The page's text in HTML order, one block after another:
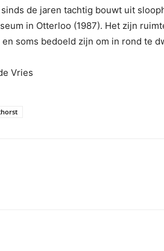
de jaren tachtig bouwt uit
in Otterloo (1987). Het zijn
soms bedoeld zijn om in rond te
Vries